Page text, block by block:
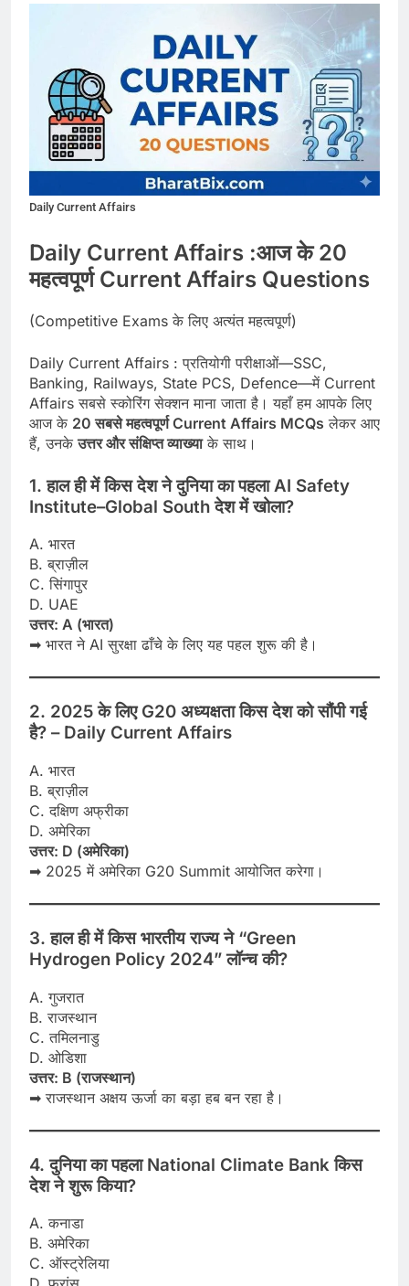
Daily Current Affairs
Daily Current Affairs :आज के 20
महत्वपूर्ण Current Affairs Questions
(Competitive Exams के लिए अत्यंत महत्वपूर्ण)
Daily Current Affairs : प्रतियोगी परीक्षाओं—SSC,
Banking, Railways, State PCS, Defence—में Current
Affairs सबसे स्कोरिंग सेक्शन माना जाता है। यहाँ हम आपके लिए
आज के 20 सबसे महत्वपूर्ण Current Affairs MCQs लेकर आए
हैं, उनकेउत्तर और संक्षिप्त व्याख्याके साथ।
1. हाल ही में किस देश ने दुनिया का पहला AI Safety
Institute–Global South देश में खोला?
A. भारत
B. ब्राज़ील
C. सिंगापुर
D. UAE
उत्तर: A (भारत)
➡ भारत ने AI सुरक्षा ढाँचे के लिए यह पहल शुरू की है।
2. 2025 के लिए G20 अध्यक्षता किस देश को सौंपी गई
है? – Daily Current Affairs
A. भारत
B. ब्राज़ील
C. दक्षिण अफ्रीका
D. अमेरिका
उत्तर: D (अमेरिका)
➡ 2025 में अमेरिका G20 Summit आयोजित करेगा।
3. हाल ही में किस भारतीय राज्य ने “Green
Hydrogen Policy 2024” लॉन्च की?
A. गुजरात
B. राजस्थान
C. तमिलनाडु
D. ओडिशा
उत्तर: B (राजस्थान)
➡ राजस्थान अक्षय ऊर्जा का बड़ा हब बन रहा है।
4. दुनिया का पहला National Climate Bank किस
देश ने शुरू किया?
A. कनाडा
B. अमेरिका
C. ऑस्ट्रेलिया